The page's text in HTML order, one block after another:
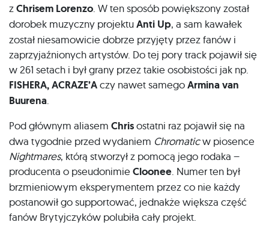
zChrisem Lorenzo . W ten sposób powiększony został
dorobek muzyczny projektuAnti Up, a sam kawałek
został niesamowicie dobrze przyjęty przez fanów i
zaprzyjaźnionych artystów. Do tej pory track pojawił się
w 261 setach i był grany przez takie osobistości jak np.
FISHERA, ACRAZE’Aczy nawet samegoArmina van
Buurena
Pod głównym aliasem Chrisostatni raz pojawił się na
dwa tygodnie przed wydaniem Chromaticw piosence
Nightmares, którą stworzył z pomocą jego rodaka –
producenta o pseudonimie Cloonee . Numer ten był
brzmieniowym eksperymentem przez co nie każdy
postanowił go supportować, jednakże większa część
fanów Brytyjczyków polubiła cały projekt.